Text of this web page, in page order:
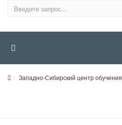
Западно-Сибирский центр обучения